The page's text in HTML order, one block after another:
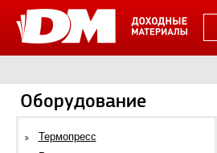
Оборудование
Термопресс